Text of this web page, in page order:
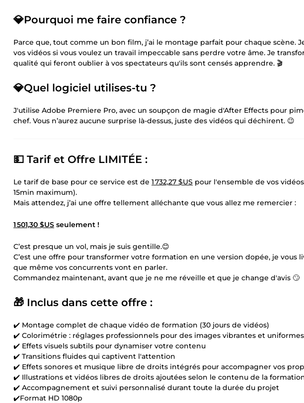
💎Pourquoi me faire confiance ?
Parce que, tout comme un bon film, j’ai le montage parfait pour chaque scène.
vos vidéos si vous voulez un travail impeccable sans perdre votre âme. Je
qualité qui feront oublier à vos spectateurs qu'ils sont censés apprendre. 🎬
💎Quel logiciel utilises-tu ?
J'utilise Adobe Premiere Pro, avec un soupçon de magie d'After Effects pour
chef. Vous n’aurez aucune surprise là-dessus, juste des vidéos qui déchirent. 😉
💵 Tarif et Offre LIMITÉE :
Le tarif de base pour ce service est de 1 732,27 $US pour l'ensemble de vos
15min maximum).
Mais attendez, j’ai une offre tellement alléchante que vous allez me remercier :
1 501,30 $US seulement !
C’est presque un vol, mais je suis gentille.😊
C’est une offre pour transformer votre formation en une version dopée, je
que même vos concurrents vont en parler.
Commandez maintenant, avant que je ne me réveille et que je change d'avis 🙄
🎁 Inclus dans cette offre :
✔️ Montage complet de chaque vidéo de formation (30 jours de vidéos)
✔️ Colorimétrie : réglages professionnels pour des images vibrantes et uniformes
✔️ Effets visuels subtils pour dynamiser votre contenu
✔️ Transitions fluides qui captivent l'attention
✔️ Effets sonores et musique libre de droits intégrés pour accompagner vos
✔️ Illustrations et vidéos libres de droits ajoutées selon le contenu de la
✔️ Accompagnement et suivi personnalisé durant toute la durée du projet
✔️Format HD 1080p